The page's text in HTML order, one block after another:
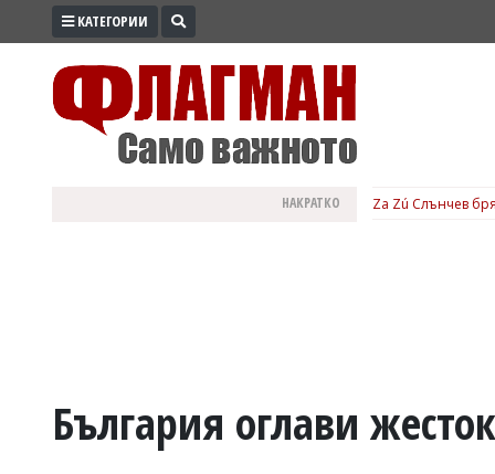
ПРОМО
ВОЙНАТА
КАТЕГОРИИ
НАКРАТКО Za Zú Слънчев
България оглави